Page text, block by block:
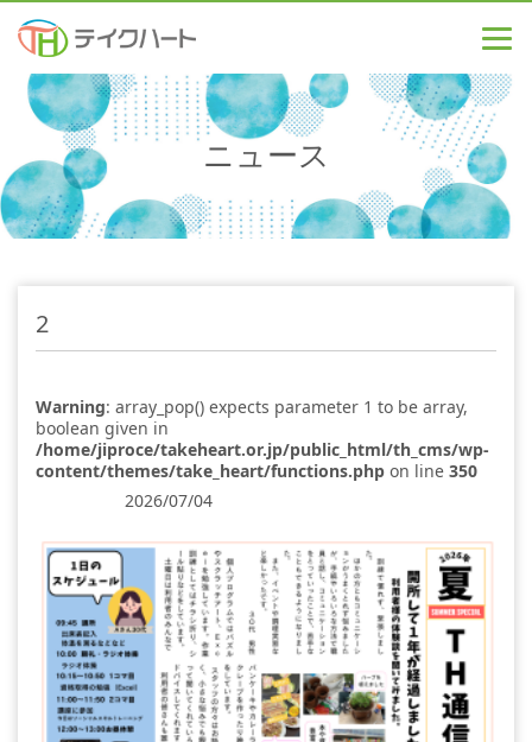
ニュース
2
Warning: array_pop() expects parameter 1 to be array,
boolean given in
/home/jiproce/takeheart.or.jp/public_html/th_cms/wp-
content/themes/take_heart/functions.php on line 350
2026/07/04